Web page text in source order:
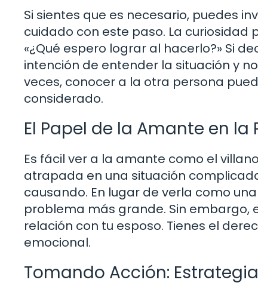
Si sientes que es necesario, puedes
cuidado con este paso. La curiosidad
«¿Qué espero lograr al hacerlo?» Si
intención de entender la situación y
veces, conocer a la otra persona
considerado.
El Papel de la Amante en la
Es fácil ver a la amante como el
atrapada en una situación
causando. En lugar de verla como
problema más grande. Sin embargo,
relación con tu esposo. Tienes el
emocional.
Tomando Acción: